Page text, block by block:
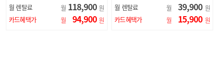
월 렌탈료 월 118,900 원
카드혜택가
월 94,900 원
월 렌탈료 월 39,900 원
카드혜택가
월 15,900 원